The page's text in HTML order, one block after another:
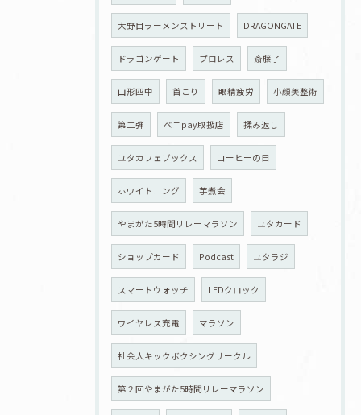
大野目ラーメンストリート DRAGONGATE
ドラゴンゲート プロレス 斎藤了
山形四中 首こり 眼精疲労 小顔美整術
第二弾 ベニpay取扱店 揉み返し
ユタカフェブックス コーヒーの日
ホワイトニング 芋煮会
やまがた5時間リレーマラソン ユタカード
ショップカード Podcast ユタラジ
スマートウォッチ LEDクロック
ワイヤレス充電 マラソン
社会人キックボクシングサークル
第２回やまがた5時間リレーマラソン